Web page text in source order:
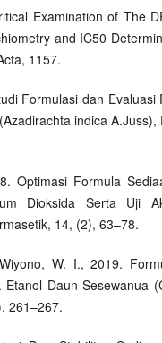
Examination of The
and IC50
1157.
Formulasi dan Evaluasi
indica A.Juss),
Optimasi Formula
Dioksida Serta Uji
14, (2), 63–78.
W. I., 2019.
Daun Sesewanua
261–267.